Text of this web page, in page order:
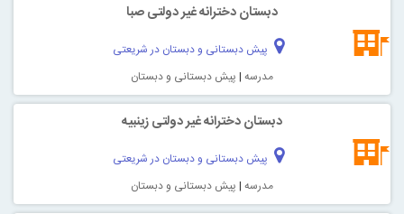
دبستان دخترانه غیر دولتی صبا
پیش دبستانی و دبستان در شریعتی
مدرسه | پیش دبستانی و دبستان
دبستان دخترانه غیر دولتی زینبیه
پیش دبستانی و دبستان در شریعتی
مدرسه | پیش دبستانی و دبستان